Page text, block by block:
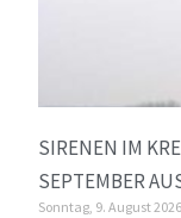
SIRENEN IM
SEPTEMBER
Sonntag, 9. August 2026